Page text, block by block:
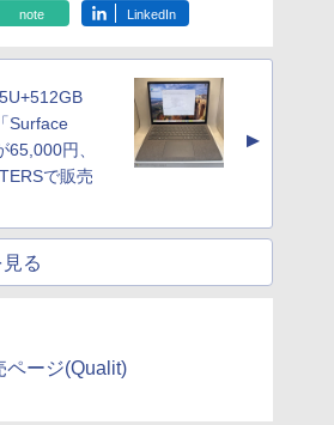
note LinkedIn
Surface
65,000円、
で販売
▲
る
ページ(Qualit)